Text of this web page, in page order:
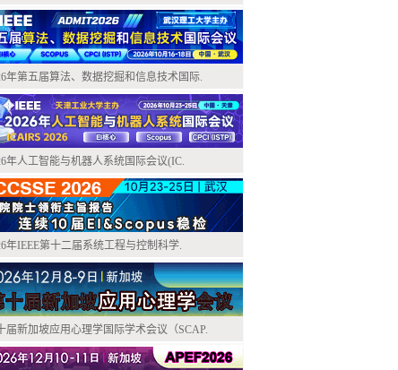
年第五届算法、数据挖掘和信息技术国际.
年人工智能与机器人系统国际会议(IC.
年IEEE第十二届系统工程与控制科学.
届新加坡应用心理学国际学术会议（SCAP.